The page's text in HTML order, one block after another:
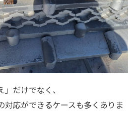
だけでなく、
対応ができるケースも多くありま